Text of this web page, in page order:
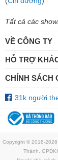
Tất cả các
VỀ CÔNG TY
HỖ TRỢ
CHÍNH SÁCH
31k người
Copyright © 2018-
Thành.